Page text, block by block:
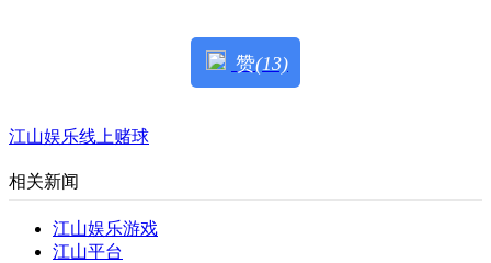
赞(13)
江山娱乐线上赌球
相关新闻
江山娱乐游戏
江山平台